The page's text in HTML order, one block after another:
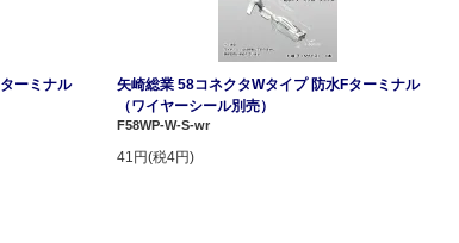
ーミナル
矢崎総業 58コネクタWタイプ 防水Fターミナル
（ワイヤーシール別売）
F58WP-W-S-wr
41円(税4円)